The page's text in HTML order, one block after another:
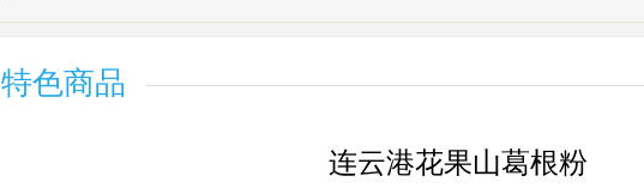
特色商品
连云港花果山葛根粉